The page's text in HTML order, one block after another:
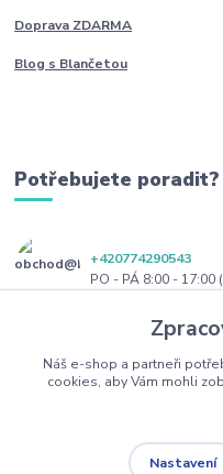
Doprava ZDARMA
Blog s Blančetou
Potřebujete poradit?
+420774290543
PO - PÁ 8:00 - 17:00
obchod@blanceta.cz
Náš e-shop a partneři
cookies, aby Vám mohli
Nastavení